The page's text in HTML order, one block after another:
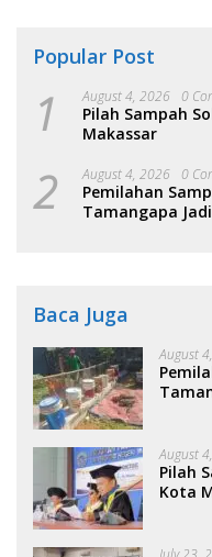
Popular Post
1 August 4, 2026 0
Pilah Sampah
Makassar
2 August 4, 2026 0
Pemilahan
Tamangapa
Baca Juga
August
August
Pilah
Kota